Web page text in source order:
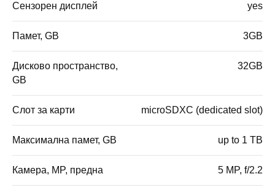
Сензорен дисплей yes
Памет, GB 3GB
Дисково пространство,
GB
32GB
Слот за карти microSDXC (dedicated slot)
Максимална памет, GB up to 1 TB
Камера, MP, предна 5 MP, f/2.2